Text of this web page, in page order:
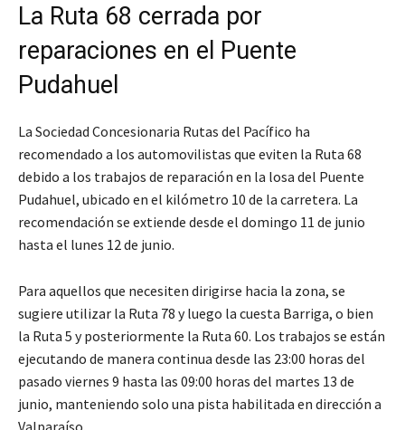
La Ruta 68 cerrada por
reparaciones en el Puente
Pudahuel
La Sociedad Concesionaria Rutas del Pacífico ha
recomendado a los automovilistas que eviten la Ruta 68
debido a los trabajos de reparación en la losa del Puente
Pudahuel, ubicado en el kilómetro 10 de la carretera. La
recomendación se extiende desde el domingo 11 de junio
hasta el lunes 12 de junio.
Para aquellos que necesiten dirigirse hacia la zona, se
sugiere utilizar la Ruta 78 y luego la cuesta Barriga, o bien
la Ruta 5 y posteriormente la Ruta 60. Los trabajos se están
ejecutando de manera continua desde las 23:00 horas del
pasado viernes 9 hasta las 09:00 horas del martes 13 de
junio, manteniendo solo una pista habilitada en dirección a
Valparaíso.